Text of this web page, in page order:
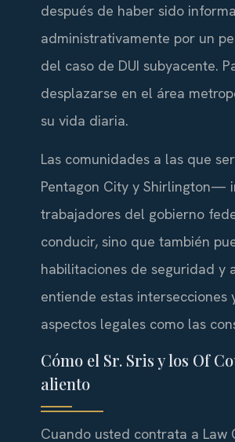
después de haber sido
administrativamente por un
del caso de DUI subyacente.
desplazarse en el área
su vida diaria.
Las comunidades a las que
Pentagon City y Shirlington—
trabajadores del gobierno
conducir, sino que también
habilitaciones de seguridad y
entiende estas
aspectos legales como las
Cómo el Sr. Sris y los Of
aliento
Cuando usted contrata a Law